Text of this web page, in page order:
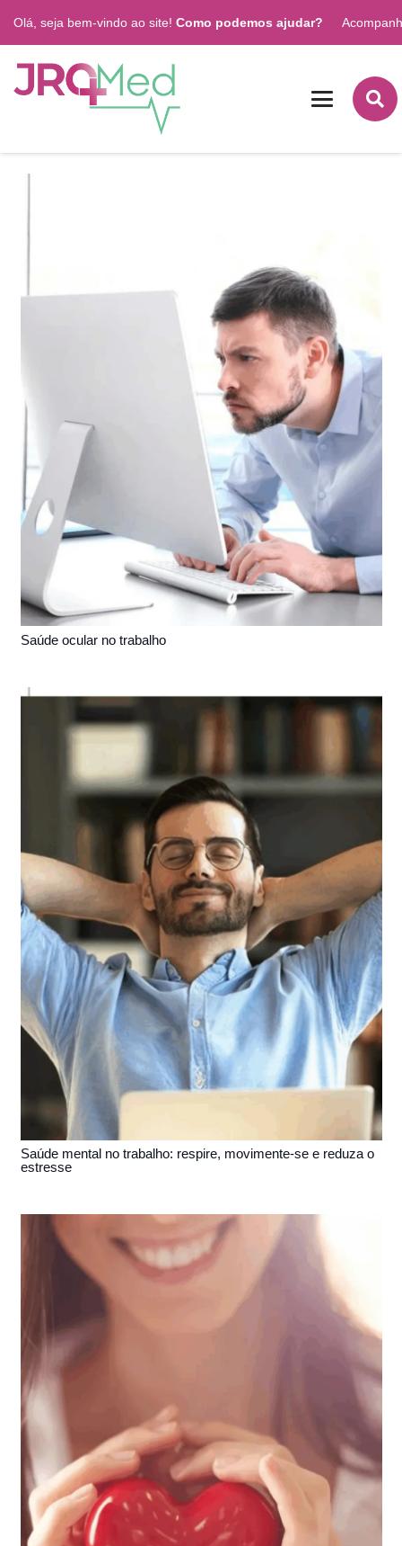
Olá, seja bem-vindo ao site! Como podemos ajudar?
Saúde ocular no trabalho
Saúde mental no trabalho: respire, movimente-se e reduza o
estresse